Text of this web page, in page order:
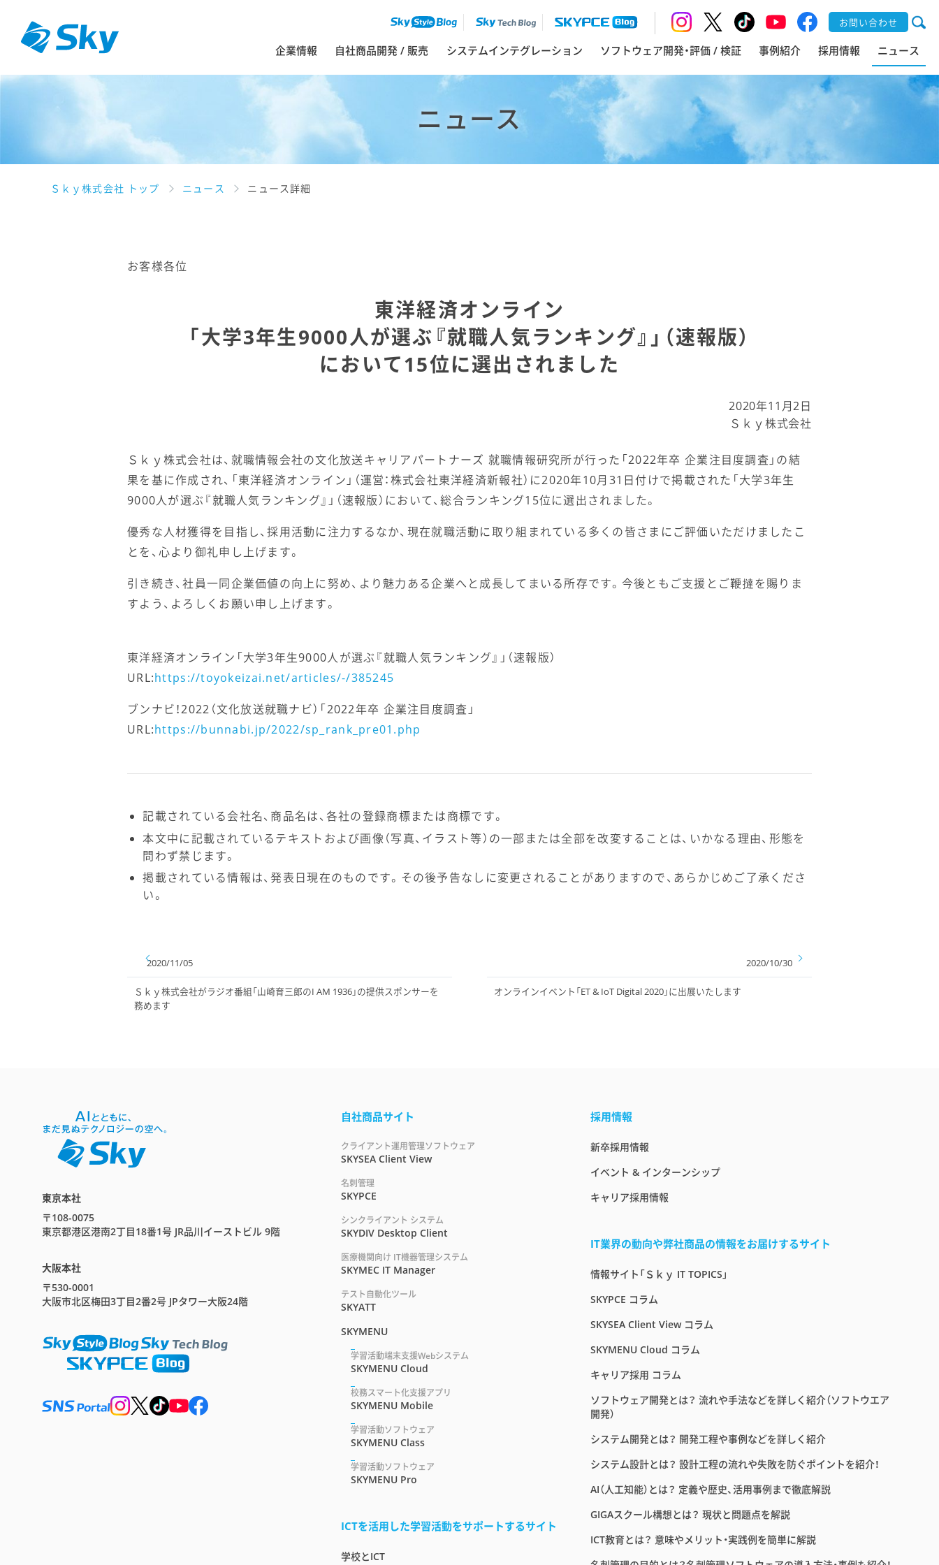
お問い合わせ
企業情報 自社商品開発 / 販売 システムインテグレーション ソフトウェア開発・評価 / 検証 事例紹介 採用情報 ニュース
ニュース
Ｓｋｙ株式会社 トップ ニュース ニュース詳細
お客様各位
東洋経済オンライン
「大学3年生9000人が選ぶ『就職人気ランキング』」（速報版）
において15位に選出されました
2020年11月2日
Ｓｋｙ株式会社
Ｓｋｙ株式会社は、就職情報会社の文化放送キャリアパートナーズ 就職情報研究所が行った「2022年卒 企業注目度調査」の結
果を基に作成され、「東洋経済オンライン」（運営：株式会社東洋経済新報社）に2020年10月31日付けで掲載された「大学3年生
9000人が選ぶ『就職人気ランキング』」（速報版）において、総合ランキング15位に選出されました。
優秀な人材獲得を目指し、採用活動に注力するなか、現在就職活動に取り組まれている多くの皆さまにご評価いただけましたこ
とを、心より御礼申し上げます。
引き続き、社員一同企業価値の向上に努め、より魅力ある企業へと成長してまいる所存です。今後ともご支援とご鞭撻を賜りま
すよう、よろしくお願い申し上げます。
東洋経済オンライン「大学3年生9000人が選ぶ『就職人気ランキング』」（速報版）
URL:https://toyokeizai.net/articles/-/385245
ブンナビ！2022（文化放送就職ナビ）「2022年卒 企業注目度調査」
URL:https://bunnabi.jp/2022/sp_rank_pre01.php
記載されている会社名、商品名は、各社の登録商標または商標です。
本文中に記載されているテキストおよび画像（写真、イラスト等）の一部または全部を改変することは、いかなる理由、形態を
問わず禁じます。
掲載されている情報は、発表日現在のものです。その後予告なしに変更されることがありますので、あらかじめご了承くださ
い。
2020/11/05
Ｓｋｙ株式会社がラジオ番組「山崎育三郎のI AM 1936」の提供スポンサーを
務めます
2020/10/30
オンラインイベント「ET & IoT Digital 2020」に出展いたします
東京本社
〒108-0075
東京都港区港南2丁目18番1号 JR品川イーストビル 9階
大阪本社
〒530-0001
大阪市北区梅田3丁目2番2号 JPタワー大阪24階
自社商品サイト
クライアント運用管理ソフトウェア
SKYSEA Client View
名刺管理
SKYPCE
シンクライアント システム
SKYDIV Desktop Client
医療機関向け IT機器管理システム
SKYMEC IT Manager
テスト自動化ツール
SKYATT
SKYMENU
学習活動端末支援Webシステム
SKYMENU Cloud
校務スマート化支援アプリ
SKYMENU Mobile
学習活動ソフトウェア
SKYMENU Class
学習活動ソフトウェア
SKYMENU Pro
ICTを活用した学習活動をサポートするサイト
学校とICT
採用情報
新卒採用情報
イベント & インターンシップ
キャリア採用情報
IT業界の動向や弊社商品の情報をお届けするサイト
情報サイト「Ｓｋｙ IT TOPICS」
SKYPCE コラム
SKYSEA Client View コラム
SKYMENU Cloud コラム
キャリア採用 コラム
ソフトウェア開発とは？ 流れや手法などを詳しく紹介（ソフトウエア
開発）
システム開発とは？ 開発工程や事例などを詳しく紹介
システム設計とは？ 設計工程の流れや失敗を防ぐポイントを紹介！
AI（人工知能）とは？ 定義や歴史、活用事例まで徹底解説
GIGAスクール構想とは？ 現状と問題点を解説
ICT教育とは？ 意味やメリット・実践例を簡単に解説